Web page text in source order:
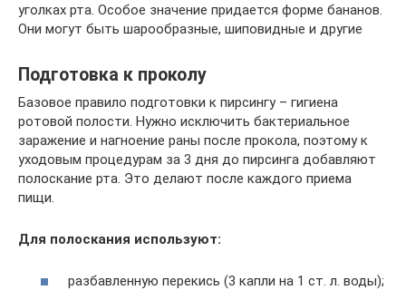
уголках рта. Особое значение придается форме бананов.
Они могут быть шарообразные, шиповидные и другие
Подготовка к проколу
Базовое правило подготовки к пирсингу – гигиена
ротовой полости. Нужно исключить бактериальное
заражение и нагноение раны после прокола, поэтому к
уходовым процедурам за 3 дня до пирсинга добавляют
полоскание рта. Это делают после каждого приема
пищи.
Для полоскания используют:
разбавленную перекись (3 капли на 1 ст. л. воды);